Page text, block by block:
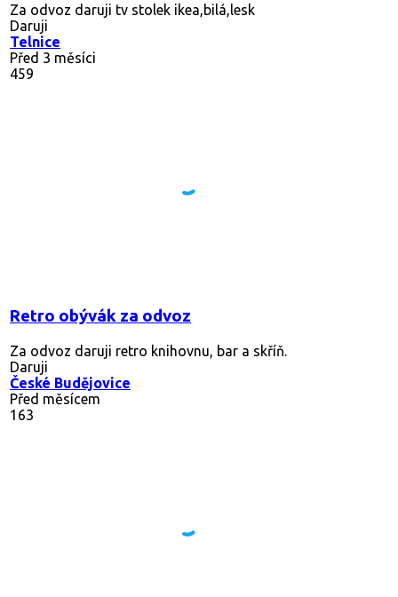
Za odvoz daruji tv stolek ikea,bilá,lesk
Daruji
Telnice
Před 3 měsíci
459
Retro obývák za odvoz
Za odvoz daruji retro knihovnu, bar a skříň.
Daruji
České Budějovice
Před měsícem
163